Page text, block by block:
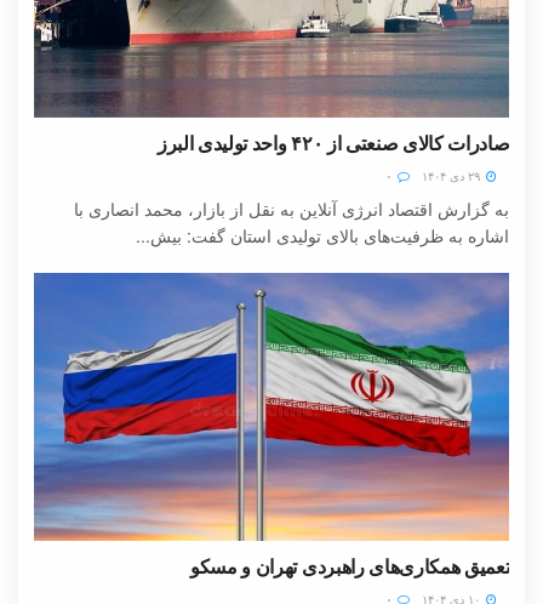
صادرات کالای صنعتی از ۴۲۰ واحد تولیدی البرز
به گزارش اقتصاد انرژی آنلاین به نقل از بازار، محمد انصاری با
اشاره به ظرفیت‌های بالای تولیدی استان گفت: بیش...
تعمیق همکاری‌های راهبردی تهران و مسکو